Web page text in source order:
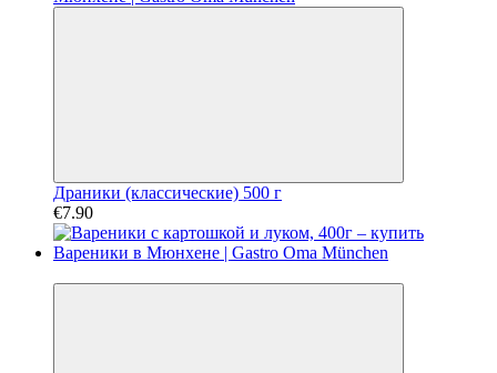
Драники (классические) 500 г
€7.90